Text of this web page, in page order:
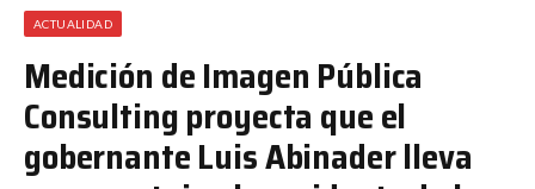
ACTUALIDAD
Medición de Imagen Pública
Consulting proyecta que el
gobernante Luis Abinader lleva